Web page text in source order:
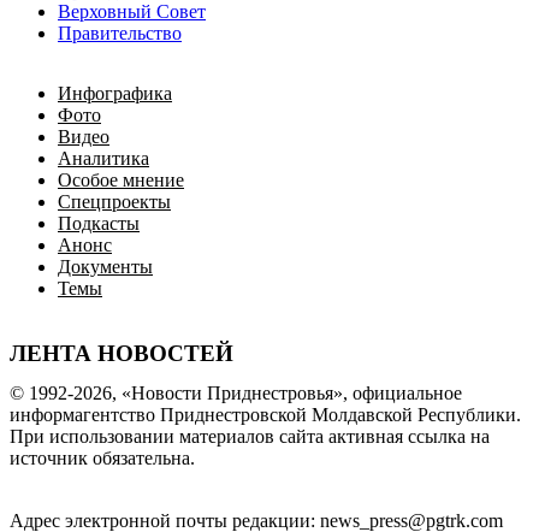
Верховный Совет
Правительство
Инфографика
Фото
Видео
Аналитика
Особое мнение
Спецпроекты
Подкасты
Анонс
Документы
Темы
ЛЕНТА НОВОСТЕЙ
© 1992-2026, «Новости Приднестровья», официальное
информагентство Приднестровской Молдавской Республики.
При использовании материалов сайта активная ссылка на
источник обязательна.
Адрес электронной почты редакции: news_press@pgtrk.com